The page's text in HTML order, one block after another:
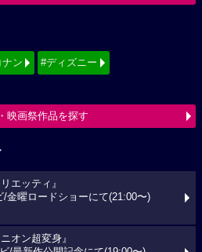
ン #ディズニー
映画祭作品を探す
エッティ』
/金曜ロードショーにて(21:00〜)
オン超変身』